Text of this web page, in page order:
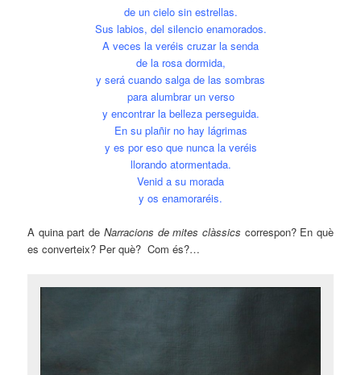
de un cielo sin estrellas.
Sus labios, del silencio enamorados.
A veces la veréis cruzar la senda
de la rosa dormida,
y será cuando salga de las sombras
para alumbrar un verso
y encontrar la belleza perseguida.
En su plañir no hay lágrimas
y es por eso que nunca la veréis
llorando atormentada.
Venid a su morada
y os enamoraréis.
A quina part de Narracions de mites clàssics correspon? En què
es converteix? Per què? Com és?…